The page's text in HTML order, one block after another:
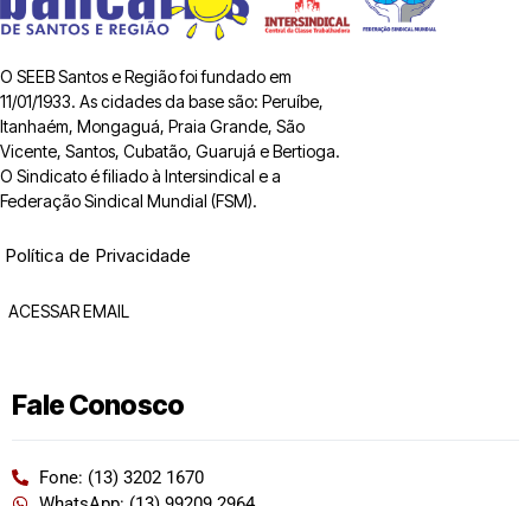
O SEEB Santos e Região foi fundado em
11/01/1933. As cidades da base são: Peruíbe,
Itanhaém, Mongaguá, Praia Grande, São
Vicente, Santos, Cubatão, Guarujá e Bertioga.
O Sindicato é filiado à Intersindical e a
Federação Sindical Mundial (FSM).
Política de Privacidade
ACESSAR EMAIL
Fale Conosco
Fone: (13) 3202 1670